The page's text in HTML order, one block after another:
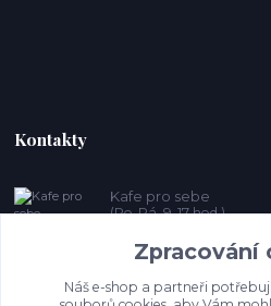
Kontakty
Kafe pro sebe
(Po-Pá, 9-17 hod.)
Zpracování
Náš e-shop a partneři